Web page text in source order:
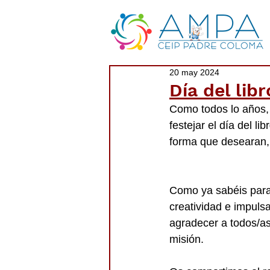
Día del
20 may 2024
Como todos lo
festejar el día del
forma que
Como ya sabéis
creatividad e
agradecer a todos/
misión.